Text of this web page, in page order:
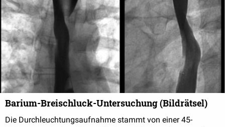
Barium-Breischluck-Untersuchung (Bildrätsel)
Die Durchleuchtungsaufnahme stammt von einer 45-